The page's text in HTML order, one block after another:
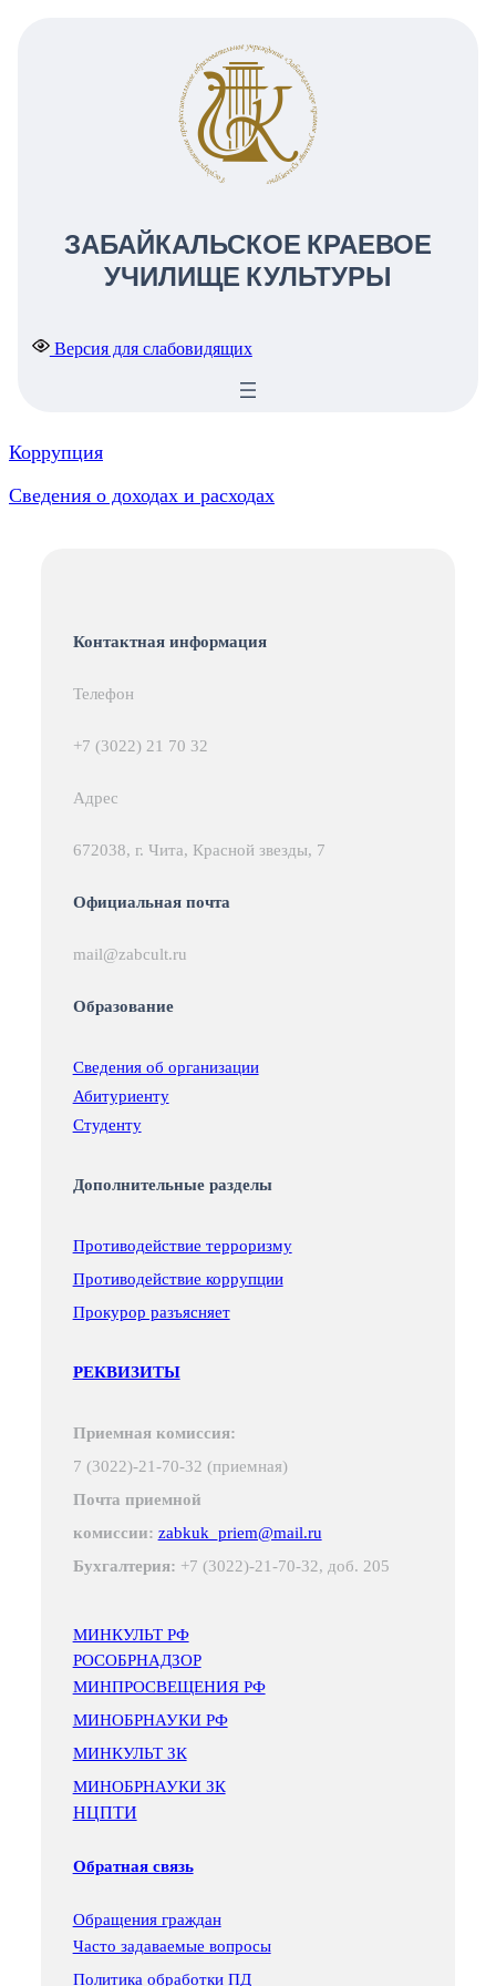
ЗАБАЙКАЛЬСКОЕ КРАЕВОЕ
УЧИЛИЩЕ КУЛЬТУРЫ
Версия для слабовидящих
Коррупция
Сведения о доходах и расходах
Контактная информация
Телефон
+7 (3022) 21 70 32
Адрес
672038, г. Чита, Красной звезды, 7
Официальная почта
mail@zabcult.ru
Образование
Сведения об организации
Абитуриенту
Студенту
Дополнительные разделы
Противодействие терроризму
Противодействие коррупции
Прокурор разъясняет
РЕКВИЗИТЫ
Приемная комиссия:
7 (3022)-21-70-32 (приемная)
Почта приемной
комиссии: zabkuk_priem@mail.ru
Бухгалтерия: +7 (3022)-21-70-32, доб. 205
МИНКУЛЬТ РФ
РОСОБРНАДЗОР
МИНПРОСВЕЩЕНИЯ РФ
МИНОБРНАУКИ РФ
МИНКУЛЬТ ЗК
МИНОБРНАУКИ ЗК
НЦПТИ
Обратная связь
Обращения граждан
Часто задаваемые вопросы
Политика обработки ПД